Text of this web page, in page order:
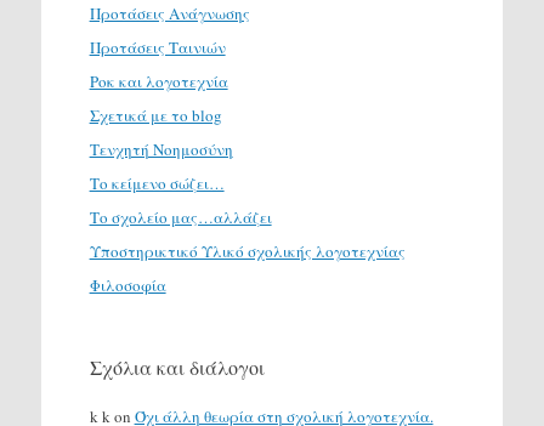
Προτάσεις Ανάγνωσης
Προτάσεις Ταινιών
Ροκ και λογοτεχνία
Σχετικά με το blog
Τενχητή Νοημοσύνη
Το κείμενο σώζει…
Το σχολείο μας…αλλάζει
Υποστηρικτικό Υλικό σχολικής λογοτεχνίας
Φιλοσοφία
Σχόλια και διάλογοι
k k on Όχι άλλη θεωρία στη σχολική λογοτεχνία.